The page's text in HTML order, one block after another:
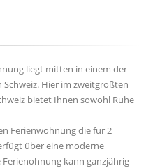
liegt mitten in einem der
Schweiz. Hier im zweitgrößten
bietet Ihnen sowohl Ruhe
Ferienwohnung die für 2
über eine moderne
Ferienohnung kann ganzjährig